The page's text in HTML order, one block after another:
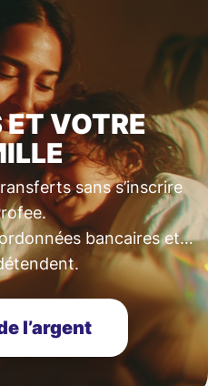
VOTRE
sans s’inscrire
bancaires et…
l’argent